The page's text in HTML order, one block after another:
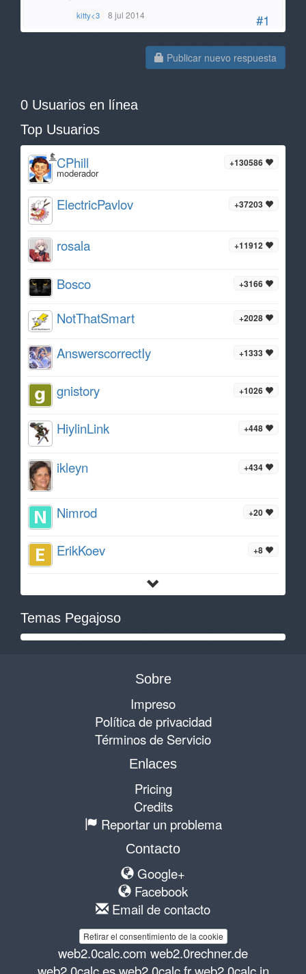
#1
kitty<3 8 jul 2014
Publicar nuevo respuesta
0 Usuarios en línea
Top Usuarios
+130586
CPhill
moderador
+37203
ElectricPavlov
+11912
rosala
+3166
Bosco
+2028
NotThatSmart
+1333
AnswerscorrectIy
+1026
gnistory
+448
HiylinLink
+434
ikleyn
+20
Nimrod
+8
ErikKoev
Temas Pegajoso
Sobre
Impreso
Política de privacidad
Términos de Servicio
Enlaces
Pricing
Credits
Reportar un problema
Contacto
Google+
Facebook
Email de contacto
Retirar el consentimiento de la cookie
web2.0calc.com web2.0rechner.de
web2.0calc.es web2.0calc.fr web2.0calc.in